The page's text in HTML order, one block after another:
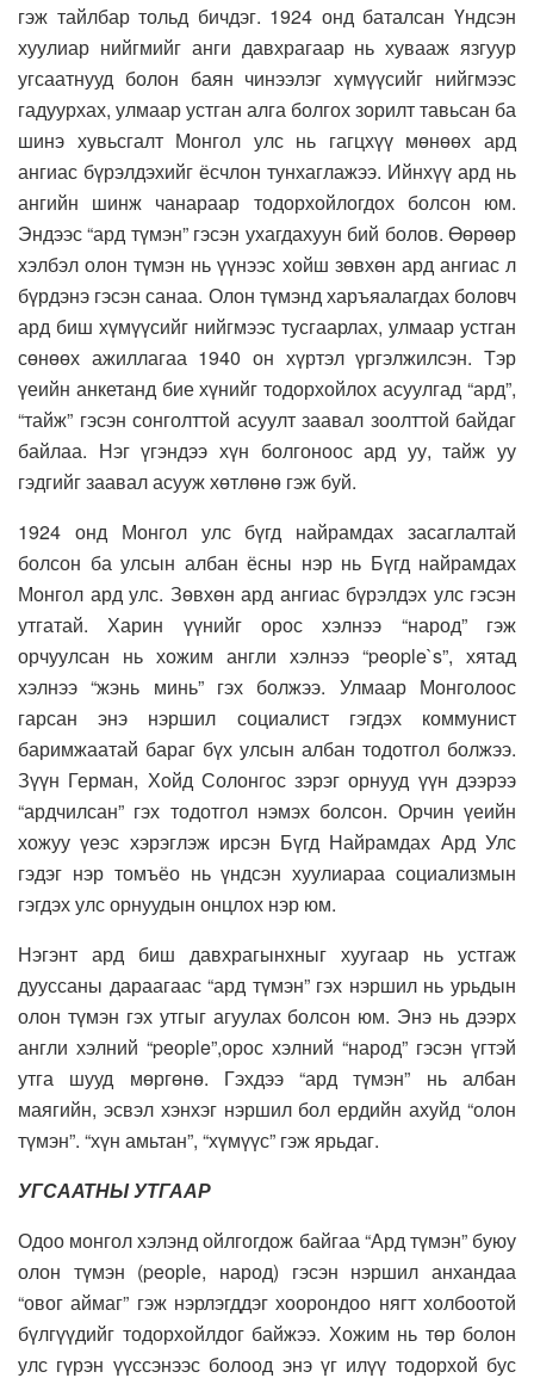
гэж тайлбар тольд бичдэг. 1924 онд баталсан Үндсэн
хуулиар нийгмийг анги давхрагаар нь хувааж язгуур
угсаатнууд болон баян чинээлэг хүмүүсийг нийгмээс
гадуурхах, улмаар устган алга болгох зорилт тавьсан ба
шинэ хувьсгалт Монгол улс нь гагцхүү мөнөөх ард
ангиас бүрэлдэхийг ёсчлон тунхаглажээ. Ийнхүү ард нь
ангийн шинж чанараар тодорхойлогдох болсон юм.
Эндээс “ард түмэн” гэсэн ухагдахуун бий болов. Өөрөөр
хэлбэл олон түмэн нь үүнээс хойш зөвхөн ард ангиас л
бүрдэнэ гэсэн санаа. Олон түмэнд харъяалагдах боловч
ард биш хүмүүсийг нийгмээс тусгаарлах, улмаар устган
сөнөөх ажиллагаа 1940 он хүртэл үргэлжилсэн. Тэр
үеийн анкетанд бие хүнийг тодорхойлох асуулгад “ард”,
“тайж” гэсэн сонголттой асуулт заавал зоолттой байдаг
байлаа. Нэг үгэндээ хүн болгоноос ард уу, тайж уу
гэдгийг заавал асууж хөтлөнө гэж буй.
1924 онд Монгол улс бүгд найрамдах засаглалтай
болсон ба улсын албан ёсны нэр нь Бүгд найрамдах
Монгол ард улс. Зөвхөн ард ангиас бүрэлдэх улс гэсэн
утгатай. Харин үүнийг орос хэлнээ “народ” гэж
орчуулсан нь хожим англи хэлнээ “peоple`s”, хятад
хэлнээ “жэнь минь” гэх болжээ. Улмаар Монголоос
гарсан энэ нэршил социалист гэгдэх коммунист
баримжаатай бараг бүх улсын албан тодотгол болжээ.
Зүүн Герман, Хойд Солонгос зэрэг орнууд үүн дээрээ
“ардчилсан” гэх тодотгол нэмэх болсон. Орчин үеийн
хожуу үеэс хэрэглэж ирсэн Бүгд Найрамдах Ард Улс
гэдэг нэр томъёо нь үндсэн хуулиараа социализмын
гэгдэх улс орнуудын онцлох нэр юм.
Нэгэнт ард биш давхрагынхныг хуугаар нь устгаж
дууссаны дараагаас “ард түмэн” гэх нэршил нь урьдын
олон түмэн гэх утгыг агуулах болсон юм. Энэ нь дээрх
англи хэлний “peоple”,орос хэлний “народ” гэсэн үгтэй
утга шууд мөргөнө. Гэхдээ “ард түмэн” нь албан
маягийн, эсвэл хэнхэг нэршил бол ердийн ахуйд “олон
түмэн”. “хүн амьтан”, “хүмүүс” гэж ярьдаг.
УГСААТНЫ УТГААР
Одоо монгол хэлэнд ойлгогдож байгаа “Ард түмэн” буюу
олон түмэн (peоple, народ) гэсэн нэршил анхандаа
“овог аймаг” гэж нэрлэгддэг хоорондоо нягт холбоотой
бүлгүүдийг тодорхойлдог байжээ. Хожим нь төр болон
улс гүрэн үүссэнээс болоод энэ үг илүү тодорхой бус